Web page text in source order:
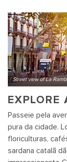
Street view of La
EXPLORE
Passeie pela
pura da cidade.
floriculturas,
sardana catalã